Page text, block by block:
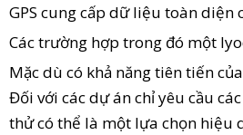
GPS cung cấp dữ liệu toàn diện
Các trường hợp trong đó một
Mặc dù có khả năng tiên tiến
Đối với các dự án chỉ yêu cầu
thử có thể là một lựa chọn hiệu